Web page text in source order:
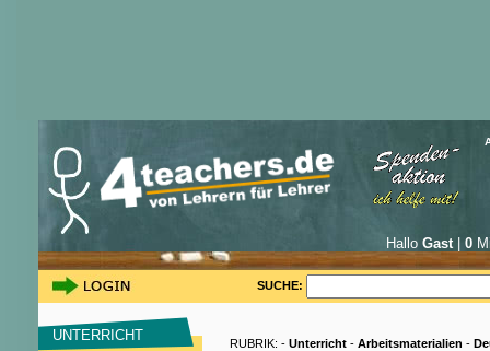
Hallo Gast| 0
SUCHE:
UNTERRICHT
RUBRIK: - Unterricht - Arbeitsmaterialien -